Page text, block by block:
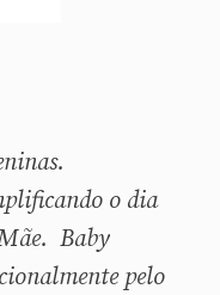
o dia
Baby
pelo